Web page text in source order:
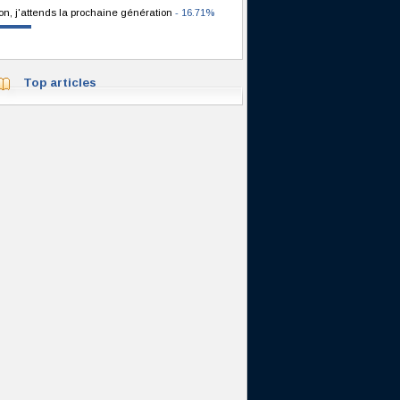
j'attends la prochaine génération - 16.71%
Top articles